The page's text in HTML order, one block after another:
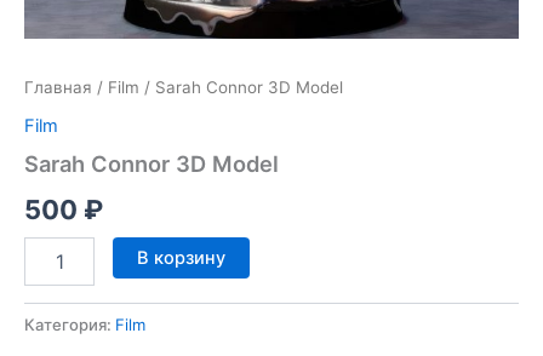
Главная / Film / Sarah Connor 3D Model
Film
Sarah Connor 3D Model
500 ₽
Количество
товара
Connor
В корзину
Категория: Film